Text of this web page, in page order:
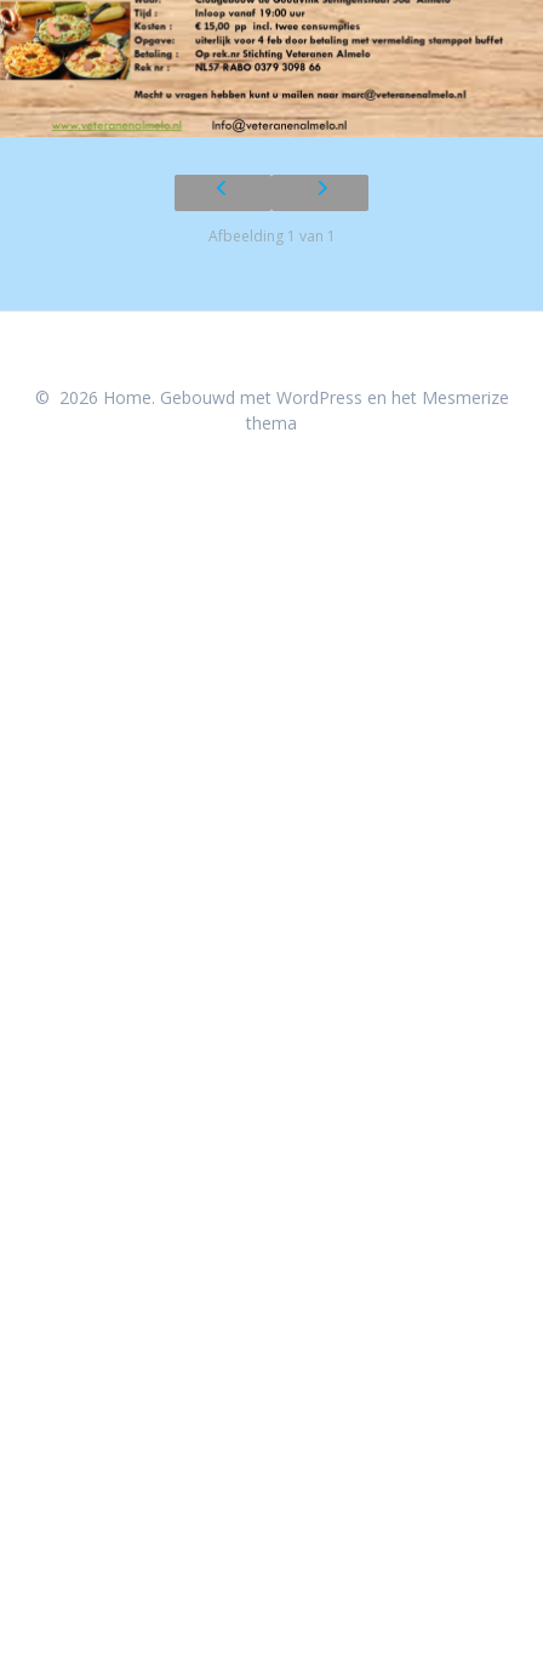
Afbeelding 1 van 1
© 2026 Home. Gebouwd met WordPress en het Mesmerize
thema